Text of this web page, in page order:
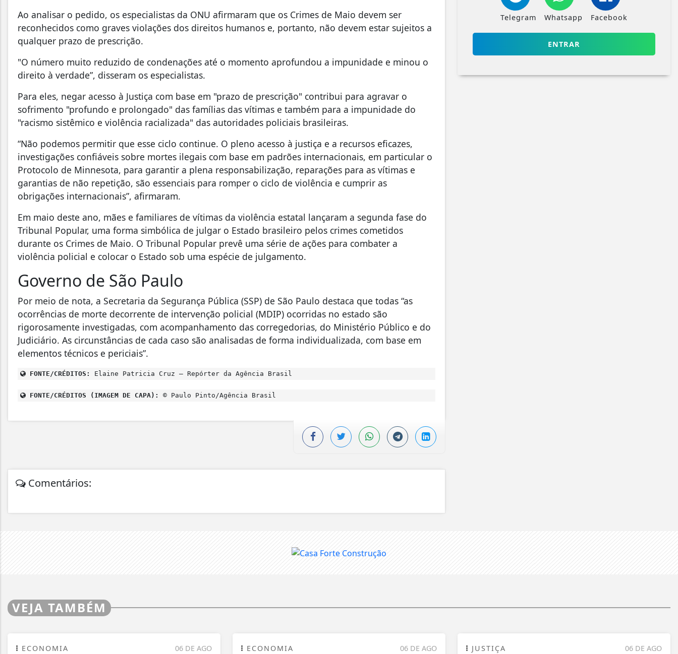
Ao analisar o pedido, os especialistas da ONU afirmaram que os Crimes de Maio devem ser
reconhecidos como graves violações dos direitos humanos e, portanto, não devem estar sujeitos a
qualquer prazo de prescrição.
"O número muito reduzido de condenações até o momento aprofundou a impunidade e minou o
direito à verdade”, disseram os especialistas.
Para eles, negar acesso à Justiça com base em "prazo de prescrição" contribui para agravar o
sofrimento "profundo e prolongado" das famílias das vítimas e também para a impunidade do
"racismo sistêmico e violência racializada" das autoridades policiais brasileiras.
“Não podemos permitir que esse ciclo continue. O pleno acesso à justiça e a recursos eficazes,
investigações confiáveis sobre mortes ilegais com base em padrões internacionais, em particular o
Protocolo de Minnesota, para garantir a plena responsabilização, reparações para as vítimas e
garantias de não repetição, são essenciais para romper o ciclo de violência e cumprir as
obrigações internacionais”, afirmaram.
Em maio deste ano, mães e familiares de vítimas da violência estatal lançaram a segunda fase do
Tribunal Popular, uma forma simbólica de julgar o Estado brasileiro pelos crimes cometidos
durante os Crimes de Maio. O Tribunal Popular prevê uma série de ações para combater a
violência policial e colocar o Estado sob uma espécie de julgamento.
Governo de São Paulo
Por meio de nota, a Secretaria da Segurança Pública (SSP) de São Paulo destaca que todas “as
ocorrências de morte decorrente de intervenção policial (MDIP) ocorridas no estado são
rigorosamente investigadas, com acompanhamento das corregedorias, do Ministério Público e do
Judiciário. As circunstâncias de cada caso são analisadas de forma individualizada, com base em
elementos técnicos e periciais”.
FONTE/CRÉDITOS: Elaine Patricia Cruz – Repórter da Agência Brasil
FONTE/CRÉDITOS (IMAGEM DE CAPA): © Paulo Pinto/Agência Brasil
Comentários:
Telegram Whatsapp Facebook
ENTRAR
VEJA TAMBÉM
06 DE AGO
ECONOMIA 06 DE AGO
ECONOMIA 06 DE AGO
JUSTIÇA